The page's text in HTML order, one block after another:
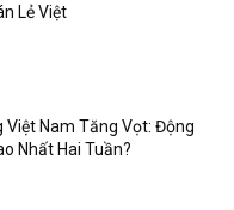
Lẻ Việt
Việt Nam Tăng Vọt: Động
Nhất Hai Tuần?